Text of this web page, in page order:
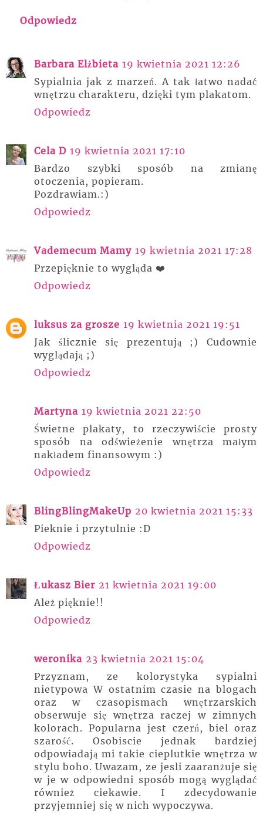
Odpowiedz
Barbara Elżbieta 19 kwietnia 2021 12:26
Sypialnia jak z marzeń. A tak łatwo nadać
wnętrzu charakteru, dzięki tym plakatom.
Odpowiedz
Cela D 19 kwietnia 2021 17:10
Bardzo szybki sposób na zmianę
otoczenia, popieram.
Pozdrawiam.:)
Odpowiedz
Vademecum Mamy 19 kwietnia 2021 17:28
Przepięknie to wygląda ❤️
Odpowiedz
luksus za grosze 19 kwietnia 2021 19:51
Jak ślicznie się prezentują ;) Cudownie
wyglądają ;)
Odpowiedz
Martyna 19 kwietnia 2021 22:50
Świetne plakaty, to rzeczywiście prosty
sposób na odświeżenie wnętrza małym
nakładem finansowym :)
Odpowiedz
BlingBlingMakeUp 20 kwietnia 2021 15:33
Pieknie i przytulnie :D
Odpowiedz
Łukasz Bier 21 kwietnia 2021 19:00
Ależ pięknie!!
Odpowiedz
weronika 23 kwietnia 2021 15:04
Przyznam, ze kolorystyka sypialni
nietypowa W ostatnim czasie na blogach
oraz w czasopismach wnętrzarskich
obserwuje się wnętrza raczej w zimnych
kolorach. Popularna jest czerń, biel oraz
szarość. Osobiscie jednak bardziej
odpowiadają mi takie cieplutkie wnętrza w
stylu boho. Uwazam, ze jesli zaaranżuje się
w je w odpowiedni sposób mogą wyglądać
również ciekawie. I zdecydowanie
przyjemniej się w nich wypoczywa.